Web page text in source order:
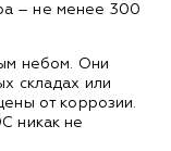
– не менее 300
небом. Они
складах или
от коррозии.
никак не